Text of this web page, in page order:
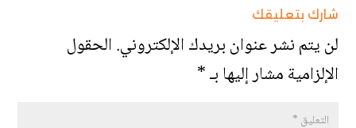
شارك بتعليقك
لن يتم نشر عنوان بريدك الإلكتروني.الحقول
الإلزامية مشار إليها بـ*